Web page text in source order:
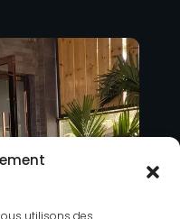
utilisons des